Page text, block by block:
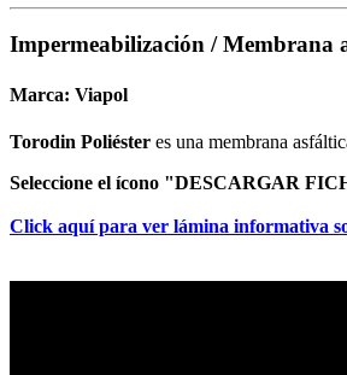
Impermeabilización / Membrana
Marca: Viapol
Torodin Poliéster es una membrana
Seleccione el ícono "DESCARGAR
Click aquí para ver lámina informativa